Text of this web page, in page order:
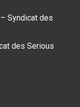
Syndicat des
des Serious